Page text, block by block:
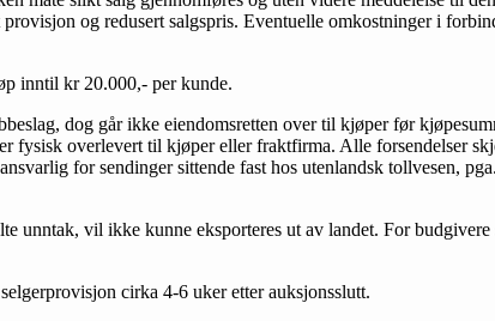
og redusert salgspris. Eventuelle omkostninger i
inntil kr 20.000,- per kunde.
dog går ikke eiendomsretten over til kjøper før
fysisk overlevert til kjøper eller fraktfirma. Alle forsendelser
for sendinger sittende fast hos utenlandsk tollvesen,
unntak, vil ikke kunne eksporteres ut av landet. For
cirka 4-6 uker etter auksjonsslutt.